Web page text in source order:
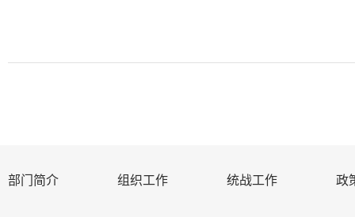
部门简介 组织工作 统战工作 政